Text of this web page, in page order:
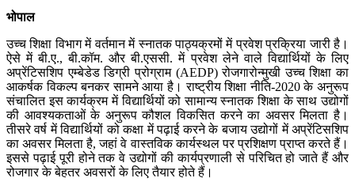
भोपाल
उच्च शिक्षा विभाग में वर्तमान में स्नातक पाठ्यक्रमों में प्रवेश प्रक्रिया जारी है।
ऐसे में बी.ए., बी.कॉम. और बी.एससी. में प्रवेश लेने वाले विद्यार्थियों के लिए
अप्रेंटिसशिप एम्बेडेड डिग्री प्रोग्राम (AEDP) रोजगारोन्मुखी उच्च शिक्षा का
आकर्षक विकल्प बनकर सामने आया है। राष्ट्रीय शिक्षा नीति-2020 के अनुरूप
संचालित इस कार्यक्रम में विद्यार्थियों को सामान्य स्नातक शिक्षा के साथ उद्योगों
की आवश्यकताओं के अनुरूप कौशल विकसित करने का अवसर मिलता है।
तीसरे वर्ष में विद्यार्थियों को कक्षा में पढ़ाई करने के बजाय उद्योगों में अप्रेंटिसशिप
का अवसर मिलता है, जहां वे वास्तविक कार्यस्थल पर प्रशिक्षण प्राप्त करते हैं।
इससे पढ़ाई पूरी होने तक वे उद्योगों की कार्यप्रणाली से परिचित हो जाते हैं और
रोजगार के बेहतर अवसरों के लिए तैयार होते हैं।